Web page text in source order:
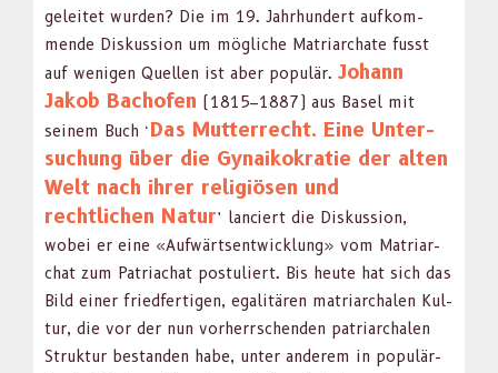
geleit­et wur­den? Die im 19. Jahrhun­dert aufk­om­
mende Diskus­sion um mögliche Matri­ar­chate fusst
auf weni­gen Quellen ist aber pop­ulär. Johann
Jakob Bachofen (1815–1887) aus Basel mit
seinem Buch ‘Das Mut­ter­recht. Eine Unter­
suchung über die Gynaikokratie der alten
Welt nach ihrer religiösen und
rechtlichen Natur’ lanciert die Diskus­sion,
wobei er eine «Aufwärt­sen­twick­lung» vom Matri­ar­
chat zum Patri­achat pos­tuliert. Bis heute hat sich das
Bild ein­er fried­fer­ti­gen, egal­itären matri­ar­chalen Kul­
tur, die vor der nun vorherrschen­den patri­ar­chalen
Struk­tur bestanden habe, unter anderem in pop­ulär-